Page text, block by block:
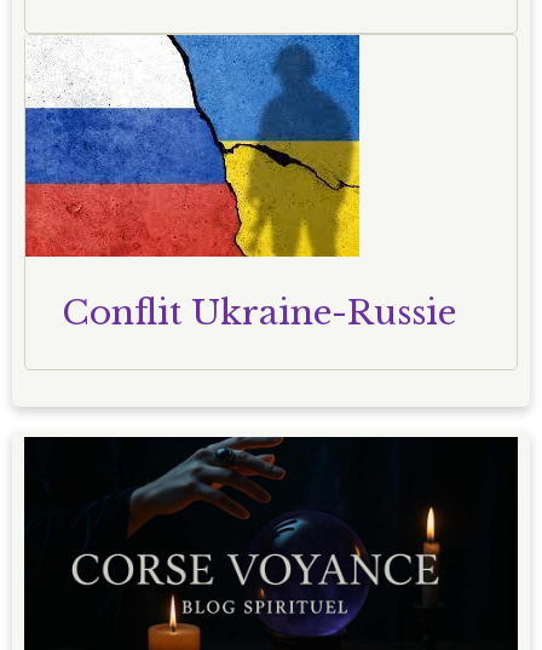
Conflit Ukraine-Russie